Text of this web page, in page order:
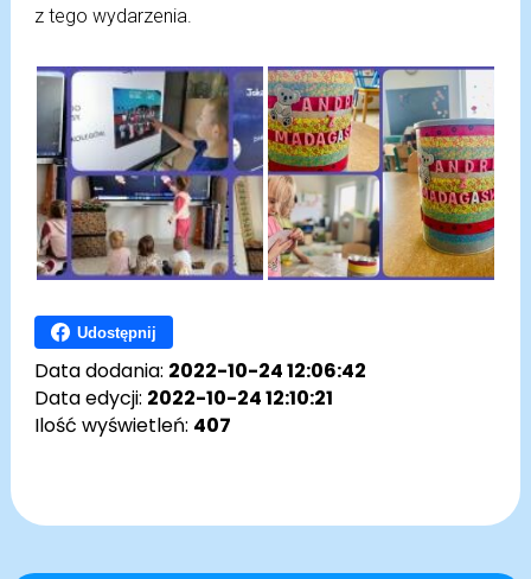
z tego wydarzenia.
Udostępnij
Data dodania: 2022-10-24 12:06:42
Data edycji: 2022-10-24 12:10:21
Ilość wyświetleń: 407